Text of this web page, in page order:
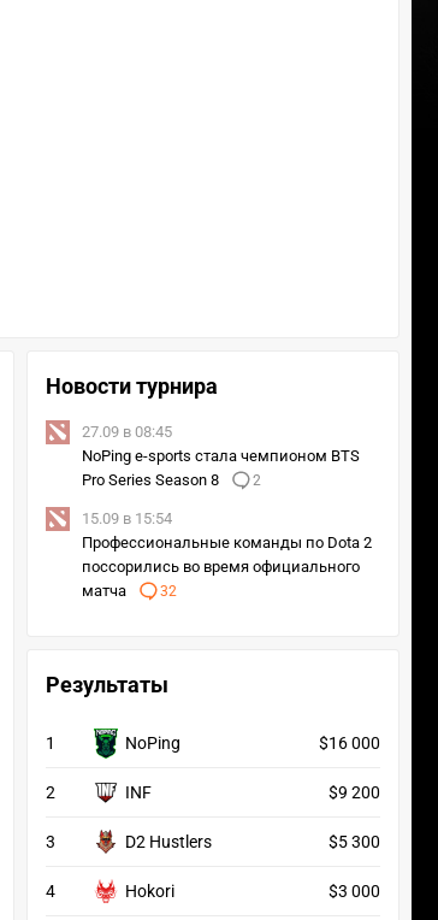
Новости турнира
27.09 в 08:45
NoPing e-sports стала чемпионом BTS
Pro Series Season 8
2
15.09 в 15:54
Профессиональные команды по Dota 2
поссорились во время официального
матча
32
Результаты
1 NoPing $16 000
2 INF $9 200
3 D2 Hustlers $5 300
4 Hokori $3 000